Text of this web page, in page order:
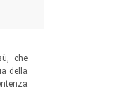
che
della